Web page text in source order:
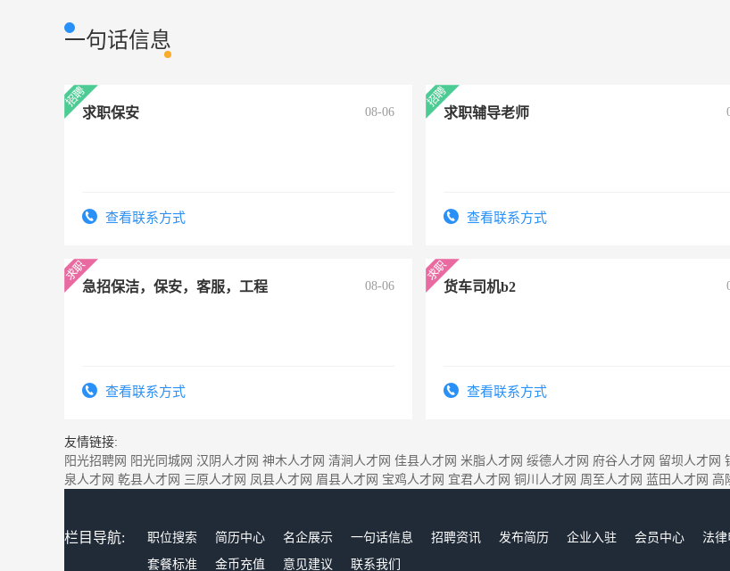
一句话信息
求职保安 08-06
查看联系方式
求职辅导老师
查看联系方式
急招保洁，保安，客服，工程 08-06
查看联系方式
货车司机b2
查看联系方式
友情链接:
阳光招聘网 阳光同城网 汉阴人才网 神木人才网 清涧人才网 佳县人才网 米脂人才网 绥德人才网 府谷人才网 留坝人才网
泉人才网 乾县人才网 三原人才网 凤县人才网 眉县人才网 宝鸡人才网 宜君人才网 铜川人才网 周至人才网 蓝田人才网 高
栏目导航: 职位搜索 简历中心 名企展示 一句话信息 招聘资讯 发布简历 企业入驻 会员中心
法律
套餐标准
金币充值 意见建议 联系我们